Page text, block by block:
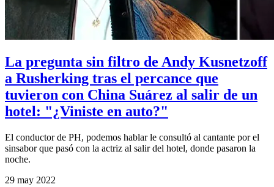
La pregunta sin filtro de Andy Kusnetzoff
a Rusherking tras el percance que
tuvieron con China Suárez al salir de un
hotel: "¿Viniste en auto?"
El conductor de PH, podemos hablar le consultó al cantante por el
sinsabor que pasó con la actriz al salir del hotel, donde pasaron la
noche.
29 may 2022